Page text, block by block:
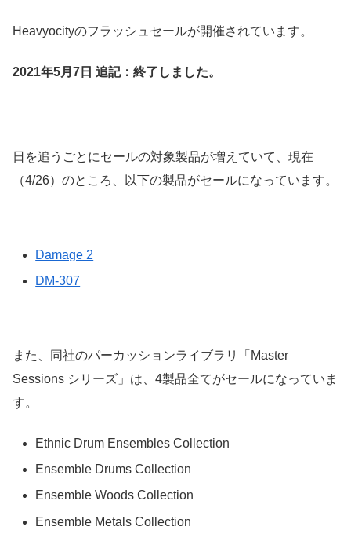
Heavyocityのフラッシュセールが開催されています。
2021年5月7日 追記：終了しました。
日を追うごとにセールの対象製品が増えていて、現在
（4/26）のところ、以下の製品がセールになっています。
Damage 2
DM-307
また、同社のパーカッションライブラリ「Master
Sessions シリーズ」は、4製品全てがセールになっていま
す。
Ethnic Drum Ensembles Collection
Ensemble Drums Collection
Ensemble Woods Collection
Ensemble Metals Collection